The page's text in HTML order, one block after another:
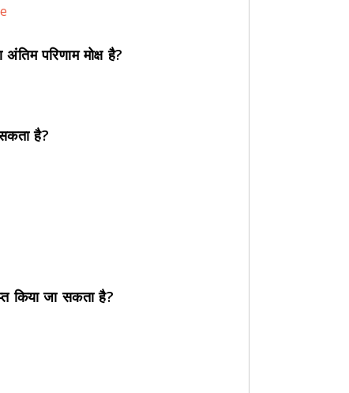
परिणाम मोक्ष है?
है?
किया जा सकता है?